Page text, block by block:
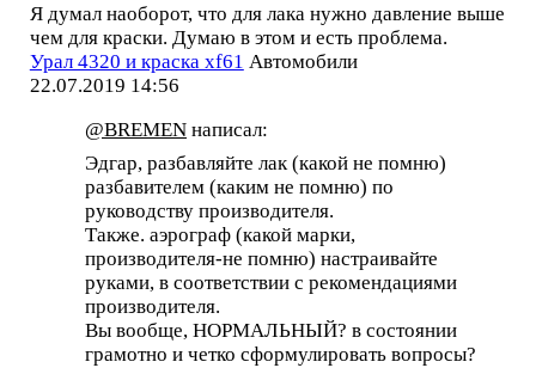
Я думал наоборот, что для лака нужно давление выше
чем для краски. Думаю в этом и есть проблема.
Урал 4320 и краска xf61 Автомобили
22.07.2019 14:56
@BREMENнаписал:
Эдгар, разбавляйте лак (какой не помню)
разбавителем (каким не помню) по
руководству производителя.
Также. аэрограф (какой марки,
производителя-не помню) настраивайте
руками, в соответствии с рекомендациями
производителя.
Вы вообще, НОРМАЛЬНЫЙ? в состоянии
грамотно и четко сформулировать вопросы?